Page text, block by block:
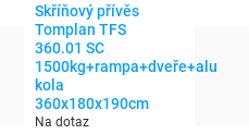
Skříňový přívěs
Tomplan TFS
360.01 SC
1500kg+rampa+dveře+alu
kola
360x180x190cm
Na dotaz